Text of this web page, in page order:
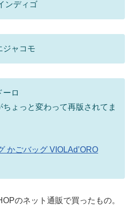
ンディゴ
ジャコモ
ーロ
ょっと変わって再版されてま
かごバッグ VIOLAd’ORO
のネット通販で買ったもの。